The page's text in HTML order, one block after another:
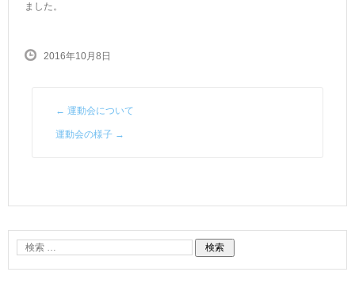
ました。
2016年10月8日
← 運動会について
運動会の様子 →